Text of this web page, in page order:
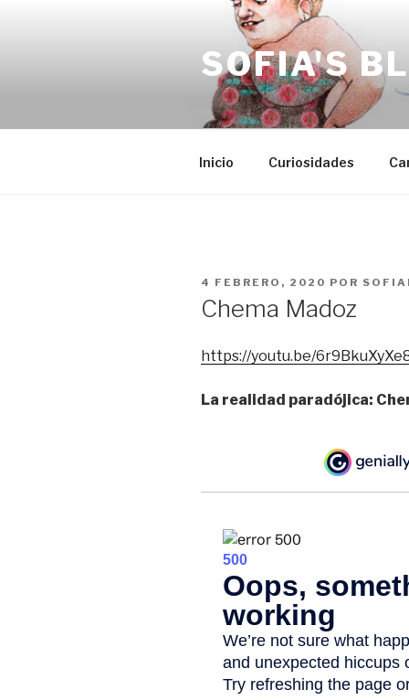
SOFIA'S
Inicio Curiosidades
PUBLICADO
4 FEBRERO, 2020 POR
Chema Madoz
https://youtu.be/
La realidad paradójica: